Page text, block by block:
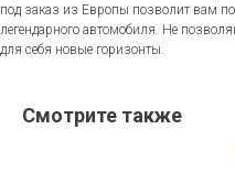
под заказ из Европы позволит вам
легендарного автомобиля. Не
для себя новые горизонты.
Смотрите также